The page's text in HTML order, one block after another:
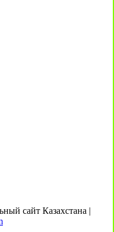
сайт Казахстана |